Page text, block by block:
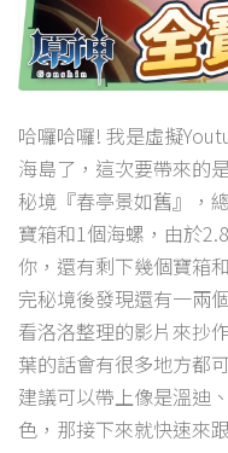
哈囉哈囉! 我是虛擬
海島了，這次要帶來的
秘境『春亭景如舊』，
寶箱和1個海螺，由於
你，還有剩下幾個寶箱
完秘境後發現還有一兩
看洛洛整理的影片來抄
葉的話會有很多地方都
建議可以帶上像是溫迪
色，那接下來就快速來